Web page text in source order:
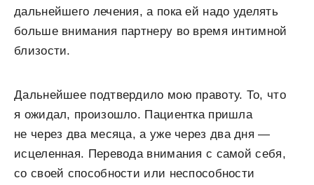
дальнейшего лечения, а пока ей надо уделять
больше внимания партнеру во время интимной
близости.
Дальнейшее подтвердило мою правоту. То, что
я ожидал, произошло. Пациентка пришла
не через два месяца, а уже через два дня —
исцеленная. Перевода внимания с самой себя,
со своей способности или неспособности